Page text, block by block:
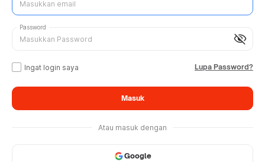
visibility_off
Password
Ingat login saya Lupa Password?
Masuk
Atau masuk dengan
Google